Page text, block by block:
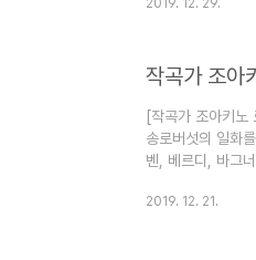
이유를 알아보려
림을 보는 법 ​악..
2019. 12. 29.
작곡가 조아
[작곡가 조아키노
송로버섯의 일화
벤, 베르디, 바그
키우기 위해서였
2019. 12. 21.